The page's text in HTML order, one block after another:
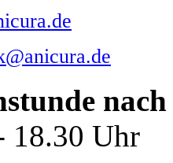
18.30 Uhr